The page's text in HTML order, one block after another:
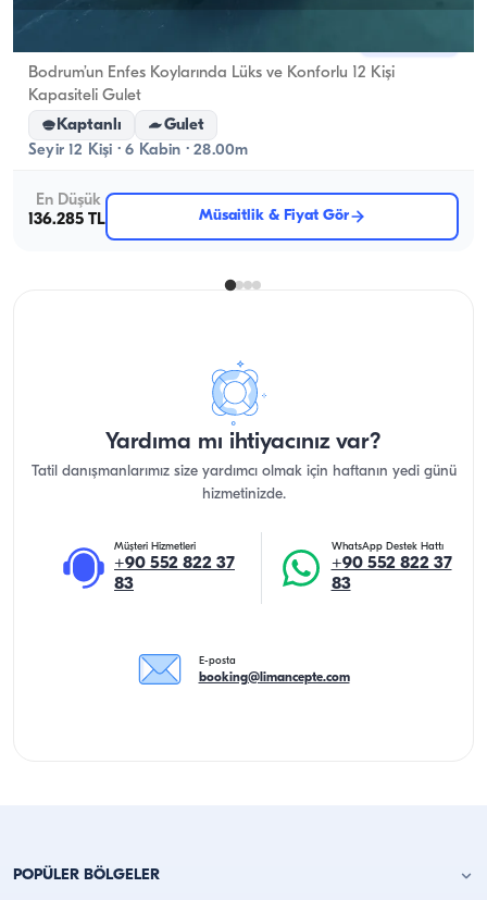
Bodrum’un Enfes Koylarında Lüks ve Konforlu 12 Kişi
Kapasiteli Gulet
Kaptanlı
Gulet
Seyir 12 Kişi · 6 Kabin · 28.00m
En Düşük
136.285 TL
Müsaitlik & Fiyat Gör
Yardıma mı ihtiyacınız var?
Tatil danışmanlarımız size yardımcı olmak için haftanın yedi günü
hizmetinizde.
Müşteri Hizmetleri
+90 552 822 37
83
WhatsApp Destek Hattı
+90 552 822 37
83
E-posta
booking@limancepte.com
POPÜLER BÖLGELER